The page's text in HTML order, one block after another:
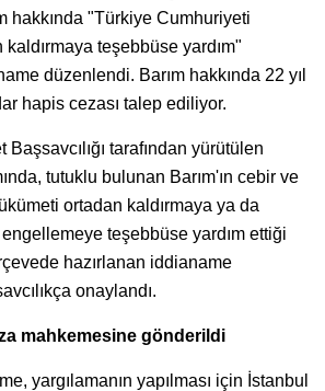
hakkında "Türkiye Cumhuriyeti
teşebbüse yardım"
düzenlendi. Barım hakkında 22 yıl
hapis cezası talep ediliyor.
tarafından yürütülen
tutuklu bulunan Barım'ın cebir ve
ortadan kaldırmaya ya da
engellemeye teşebbüse yardım ettiği
hazırlanan iddianame
onaylandı.
mahkemesine gönderildi
yargılamanın yapılması için İstanbul